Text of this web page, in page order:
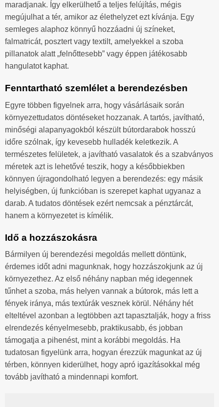
maradjanak. Így elkerülhető a teljes felújítás, mégis
megújulhat a tér, amikor az élethelyzet ezt kívánja. Egy
semleges alaphoz könnyű hozzáadni új színeket,
falmatricát, posztert vagy textilt, amelyekkel a szoba
pillanatok alatt „felnőttesebb” vagy éppen játékosabb
hangulatot kaphat.
Fenntartható szemlélet a berendezésben
Egyre többen figyelnek arra, hogy vásárlásaik során
környezettudatos döntéseket hozzanak. A tartós, javítható,
minőségi alapanyagokból készült bútordarabok hosszú
időre szólnak, így kevesebb hulladék keletkezik. A
természetes felületek, a javítható vasalatok és a szabványos
méretek azt is lehetővé teszik, hogy a későbbiekben
könnyen újragondolható legyen a berendezés: egy másik
helyiségben, új funkcióban is szerepet kaphat ugyanaz a
darab. A tudatos döntések ezért nemcsak a pénztárcát,
hanem a környezetet is kímélik.
Idő a hozzászokásra
Bármilyen új berendezési megoldás mellett döntünk,
érdemes időt adni magunknak, hogy hozzászokjunk az új
környezethez. Az első néhány napban még idegennek
tűnhet a szoba, más helyen vannak a bútorok, más lett a
fények iránya, más textúrák vesznek körül. Néhány hét
elteltével azonban a legtöbben azt tapasztalják, hogy a friss
elrendezés kényelmesebb, praktikusabb, és jobban
támogatja a pihenést, mint a korábbi megoldás. Ha
tudatosan figyelünk arra, hogyan érezzük magunkat az új
térben, könnyen kiderülhet, hogy apró igazításokkal még
tovább javítható a mindennapi komfort.